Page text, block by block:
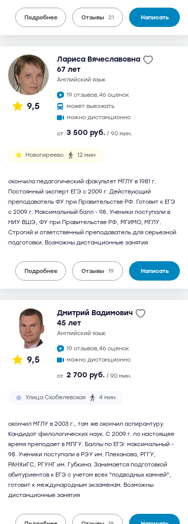
Подробнее Отзывы 21 Написать
9,5
Лариса Вячеславовна
67 лет
английский язык
19 отзывов,46 оценок
может выезжать
можно дистанционно
от 3 500 руб. / 90 мин.
Новогиреево 12 мин
окончила педагогический факультет МГЛУ в 1981 г.
Постоянный эксперт ЕГЭ с 2009 г. Действующий
преподаватель ФУ при Правительстве РФ. Готовит к ЕГЭ
с 2009 г. Максимальный балл - 98. Ученики поступали в
НИУ ВШЭ, ФУ при Правительстве РФ, МГИМО, МГЛУ.
Строгий и ответственный преподаватель для серьезной
подготовки. Возможны дистанционные занятия
Подробнее Отзывы 19 Написать
9,5
Дмитрий Вадимович
45 лет
английский язык
19 отзывов,46 оценок
можно дистанционно
от 2 700 руб. / 90 мин.
Улица Скобелевская 4 мин
окончил МГЛУ в 2003 г., там же окончил аспирантуру.
Кандидат филологических наук. С 2009 г. по настоящее
время преподает в МПГУ. Баллы по ЕГЭ: максимальный -
98. Ученики поступали в РЭУ им. Плеханова, РГГУ,
РАНХиГС, РГУНГ им. Губкина. Занимается подготовкой
абитуриентов к ЕГЭ с учетом всех "подводных камней",
готовит к международным экзаменам. Возможны
дистанционные занятия